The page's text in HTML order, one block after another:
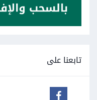
تابعنا على